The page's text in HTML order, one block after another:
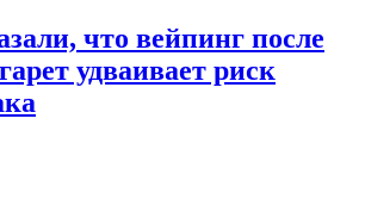
что вейпинг после
удваивает риск